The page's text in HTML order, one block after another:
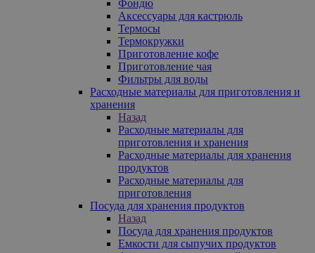
Фондю
Аксессуары для кастрюль
Термосы
Термокружки
Приготовление кофе
Приготовление чая
Фильтры для воды
Расходные материалы для приготовления и
хранения
Назад
Расходные материалы для
приготовления и хранения
Расходные материалы для хранения
продуктов
Расходные материалы для
приготовления
Посуда для хранения продуктов
Назад
Посуда для хранения продуктов
Емкости для сыпучих продуктов